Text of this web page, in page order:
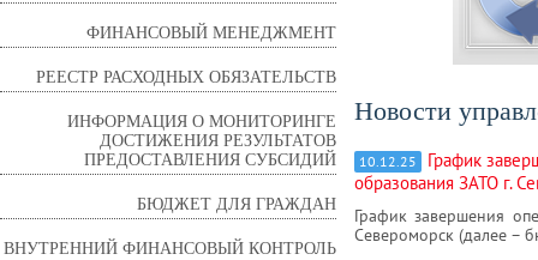
Новости
10.12.25
График
образования ЗАТО г.
График завершения
Североморск (далее –
ФИНАНСОВЫЙ МЕНЕДЖМЕНТ
РЕЕСТР РАСХОДНЫХ ОБЯЗАТЕЛЬСТВ
ИНФОРМАЦИЯ О МОНИТОРИНГЕ
ДОСТИЖЕНИЯ РЕЗУЛЬТАТОВ
ПРЕДОСТАВЛЕНИЯ СУБСИДИЙ
БЮДЖЕТ ДЛЯ ГРАЖДАН
ВНУТРЕННИЙ ФИНАНСОВЫЙ КОНТРОЛЬ